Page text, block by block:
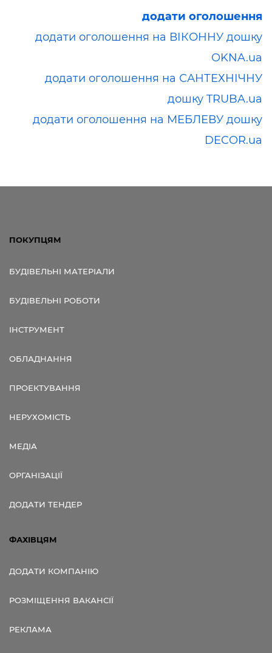
додати оголошення
додати оголошення на ВІКОННУ дошку
OKNA.ua
додати оголошення на САНТЕХНІЧНУ
дошку TRUBA.ua
додати оголошення на МЕБЛЕВУ дошку
DECOR.ua
ПОКУПЦЯМ
БУДІВЕЛЬНІ МАТЕРІАЛИ
БУДІВЕЛЬНІ РОБОТИ
ІНСТРУМЕНТ
ОБЛАДНАННЯ
ПРОЕКТУВАННЯ
НЕРУХОМІСТЬ
МЕДІА
ОРГАНІЗАЦІЇ
ДОДАТИ ТЕНДЕР
ФАХІВЦЯМ
ДОДАТИ КОМПАНІЮ
РОЗМІЩЕННЯ ВАКАНСІЇ
РЕКЛАМА